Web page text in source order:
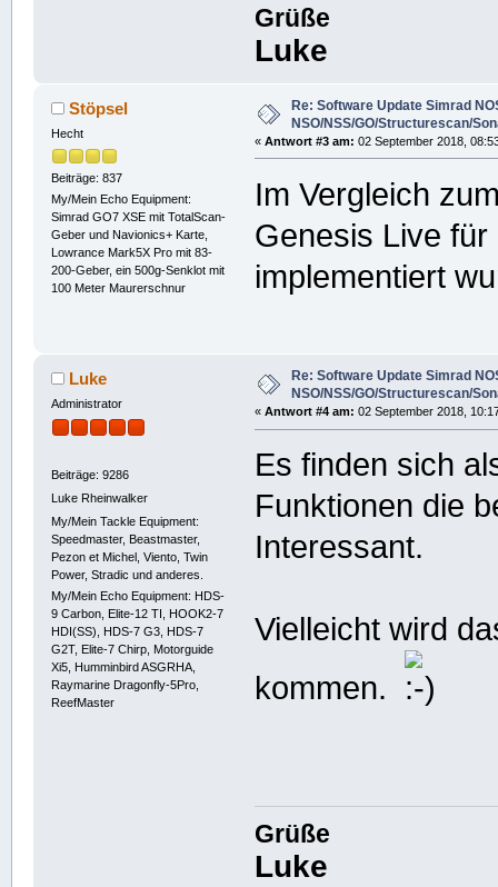
Grüße
Luke
Stöpsel
Hecht
Beiträge: 837
My/Mein Echo Equipment:
Simrad GO7 XSE mit TotalScan-
Geber und Navionics+ Karte,
Lowrance Mark5X Pro mit 83-
200-Geber, ein 500g-Senklot mit
100 Meter Maurerschnur
Re: Software Update Simrad
NSO/NSS/GO/Structurescan/
«Antwort #3 am: 02 September 2018,
Im Vergleich
Genesis Live
implementiert
Luke
Administrator
Beiträge: 9286
Luke Rheinwalker
My/Mein Tackle Equipment:
Speedmaster, Beastmaster,
Pezon et Michel, Viento, Twin
Power, Stradic und anderes.
My/Mein Echo Equipment: HDS-
9 Carbon, Elite-12 TI, HOOK2-7
HDI(SS), HDS-7 G3, HDS-7
G2T, Elite-7 Chirp, Motorguide
Xi5, Humminbird ASGRHA,
Raymarine Dragonfly-5Pro,
ReefMaster
Re: Software Update Simrad
NSO/NSS/GO/Structurescan/
«Antwort #4 am: 02 September 2018,
Es finden sich
Funktionen die
Interessant.
Vielleicht wird
kommen.
Grüße
Luke